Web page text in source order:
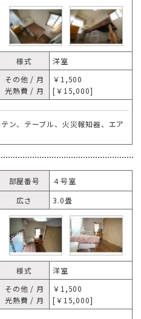
様式
洋室
その他 / 月
光熱費 / 月
￥1,500
[￥15,000]
ン、テーブル、火災報知器、エア
部屋番号
４号室
広さ 3.0畳
様式
洋室
その他 / 月
光熱費 / 月
￥1,500
[￥15,000]